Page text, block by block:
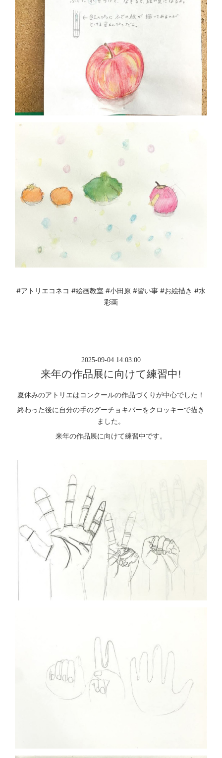
#アトリエコネコ #絵画教室 #小田原 #習い事 #お絵描き #水
彩画
2025-09-04 14:03:00
来年の作品展に向けて練習中!
夏休みのアトリエはコンクールの作品づくりが中心でした！
終わった後に自分の手のグーチョキパーをクロッキーで描き
ました。
来年の作品展に向けて練習中です。